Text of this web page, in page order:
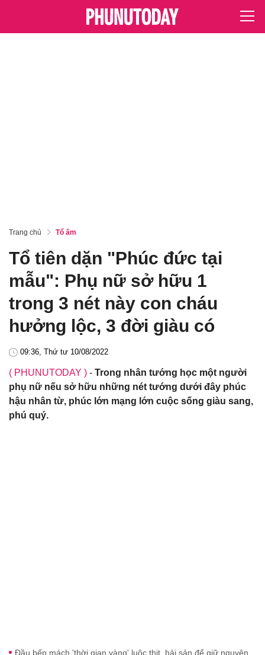
Trang chủ Tổ ấm
Tổ tiên dặn "Phúc đức tại
mẫu": Phụ nữ sở hữu 1
trong 3 nét này con cháu
hưởng lộc, 3 đời giàu có
09:36, Thứ tư 10/08/2022
( PHUNUTODAY ) - Trong nhân tướng học một người
phụ nữ nếu sở hữu những nét tướng dưới đây phúc
hậu nhân từ, phúc lớn mạng lớn cuộc sống giàu sang,
phú quý.
Đầu bếp mách 'thời gian vàng' luộc thịt, hải sản để giữ nguyên